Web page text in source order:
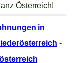
Österreich!
in
-